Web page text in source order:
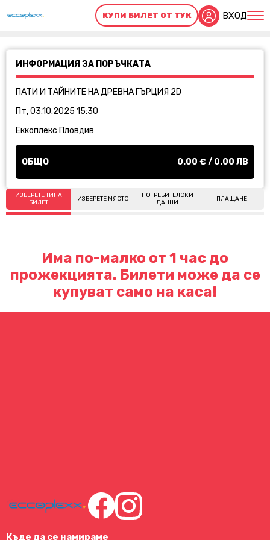
КУПИ БИЛЕТ ОТ ТУК ВХОД
ИНФОРМАЦИЯ ЗА ПОРЪЧКАТА
ПАТИ И ТАЙНИТЕ НА ДРЕВНА ГЪРЦИЯ 2D
Пт, 03.10.2025 15:30
Еккоплекс Пловдив
ОБЩО 0.00 € / 0.00 ЛВ
ИЗБЕРЕТЕ ТИПА
БИЛЕТ
ИЗБЕРЕТЕ МЯСТО
ПОТРЕБИТЕЛСКИ
ДАННИ
ПЛАЩАНЕ
Има по-малко от 1 час до
прожекцията. Билети може да се
купуват само на каса!
Къде да се намираме